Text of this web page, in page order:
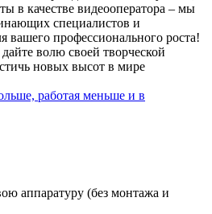
в качестве видеооператора – мы
специалистов и
вашего профессионального роста!
волю своей творческой
новых высот в мире
работая меньше и в
аппаратуру (без монтажа и